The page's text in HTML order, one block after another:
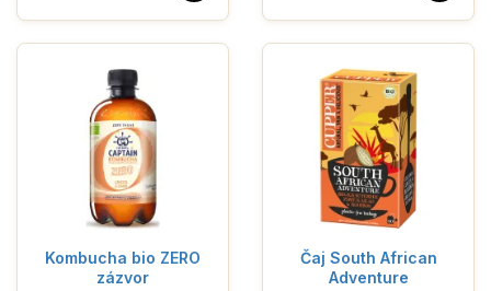
Kombucha bio ZERO
zázvor
Čaj South African
Adventure